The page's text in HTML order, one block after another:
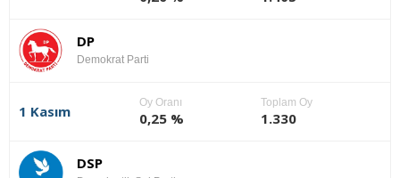
DP
Demokrat Parti
1 Kasım
Oy Oranı
0,25 %
Toplam Oy
1.330
DSP